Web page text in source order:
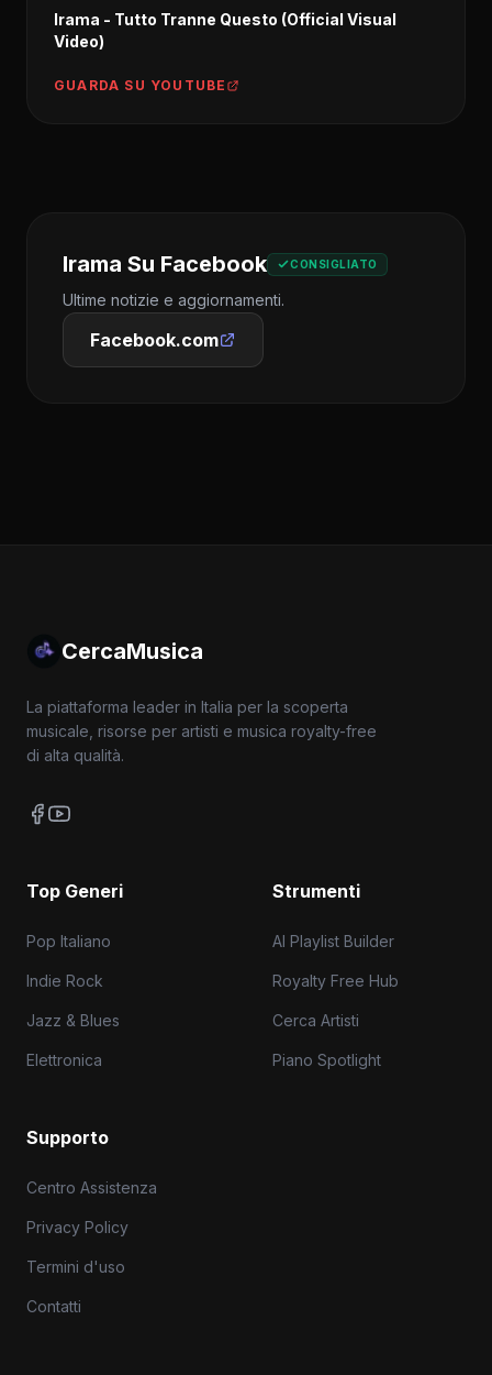
Irama - Tutto Tranne Questo (Official Visual
Video)
GUARDA SU YOUTUBE
Irama Su Facebook CONSIGLIATO
Ultime notizie e aggiornamenti.
Facebook.com
CercaMusica
La piattaforma leader in Italia per la scoperta
musicale, risorse per artisti e musica royalty-free
di alta qualità.
Top Generi
Pop Italiano
Indie Rock
Jazz & Blues
Elettronica
Strumenti
AI Playlist Builder
Royalty Free Hub
Cerca Artisti
Piano Spotlight
Supporto
Centro Assistenza
Privacy Policy
Termini d'uso
Contatti